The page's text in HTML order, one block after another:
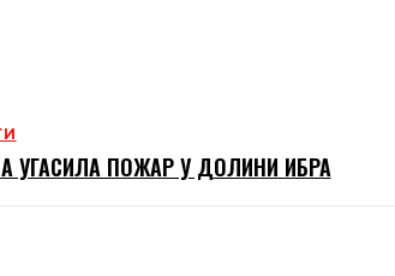
УГАСИЛА ПОЖАР У ДОЛИНИ ИБРА